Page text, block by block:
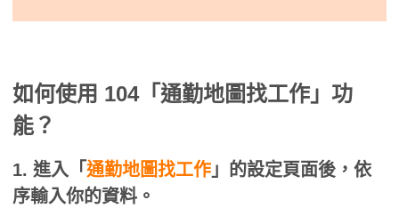
如何使用 104「通勤地圖找工作」功
能？
1. 進入「通勤地圖找工作 」的設定頁面後，依
序輸入你的資料。